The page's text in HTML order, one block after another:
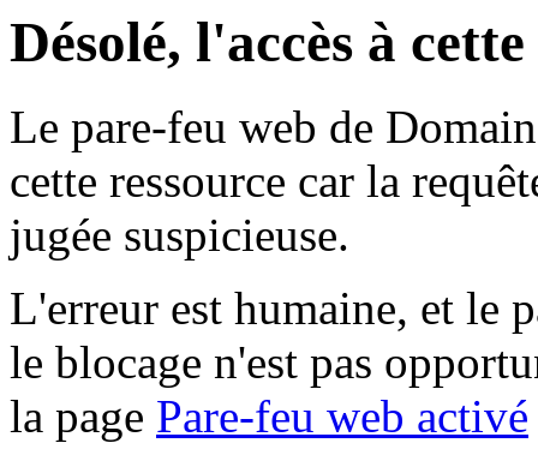
Désolé, l'accès à
Le pare-feu web de
cette ressource car la
jugée suspicieuse.
L'erreur est humaine, et le
le blocage n'est pas
la page Pare-feu web activé